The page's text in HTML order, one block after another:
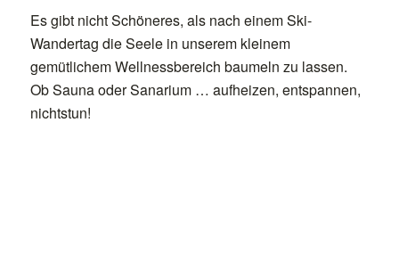
Es gibt nicht Schöneres, als nach einem Ski-
Wandertag die Seele in unserem kleinem
gemütlichem Wellnessbereich baumeln zu lassen.
Ob Sauna oder Sanarium … aufheizen, entspannen,
nichtstun!